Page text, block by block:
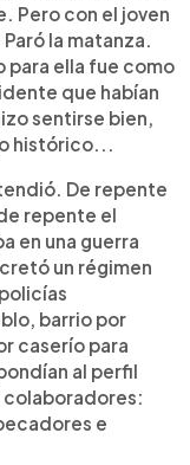
Pero con el joven
la matanza.
para ella fue como
que habían
sentirse bien,
histórico...
De repente
repente el
en una guerra
un régimen
barrio por
caserío para
al perfil
colaboradores:
e